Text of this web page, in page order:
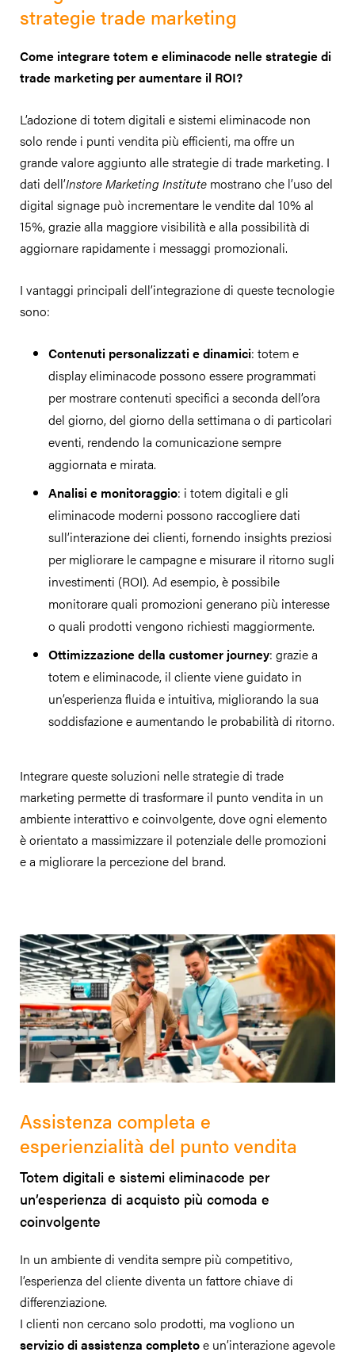
strategie trade marketing
Come integrare totem e eliminacode nelle strategie di
trade marketing per aumentare il ROI?
L’adozione di totem digitali e sistemi eliminacode non
solo rende i punti vendita più efficienti, ma offre un
grande valore aggiunto alle strategie di trade marketing. I
dati dell’Instore Marketing Institute mostrano che l’uso del
digital signage può incrementare le vendite dal 10% al
15%, grazie alla maggiore visibilità e alla possibilità di
aggiornare rapidamente i messaggi promozionali.
I vantaggi principali dell’integrazione di queste tecnologie
sono:
Contenuti personalizzati e dinamici: totem e
display eliminacode possono essere programmati
per mostrare contenuti specifici a seconda dell’ora
del giorno, del giorno della settimana o di particolari
eventi, rendendo la comunicazione sempre
aggiornata e mirata.
Analisi e monitoraggio: i totem digitali e gli
eliminacode moderni possono raccogliere dati
sull’interazione dei clienti, fornendo insights preziosi
per migliorare le campagne e misurare il ritorno sugli
investimenti (ROI). Ad esempio, è possibile
monitorare quali promozioni generano più interesse
o quali prodotti vengono richiesti maggiormente.
Ottimizzazione della customer journey: grazie a
totem e eliminacode, il cliente viene guidato in
un’esperienza fluida e intuitiva, migliorando la sua
soddisfazione e aumentando le probabilità di ritorno.
Integrare queste soluzioni nelle strategie di trade
marketing permette di trasformare il punto vendita in un
ambiente interattivo e coinvolgente, dove ogni elemento
è orientato a massimizzare il potenziale delle promozioni
e a migliorare la percezione del brand.
Assistenza completa e
esperienzialità del punto vendita
Totem digitali e sistemi eliminacode per
un’esperienza di acquisto più comoda e
coinvolgente
In un ambiente di vendita sempre più competitivo,
l’esperienza del cliente diventa un fattore chiave di
differenziazione.
I clienti non cercano solo prodotti, ma vogliono un
servizio di assistenza completoe un’interazione agevole